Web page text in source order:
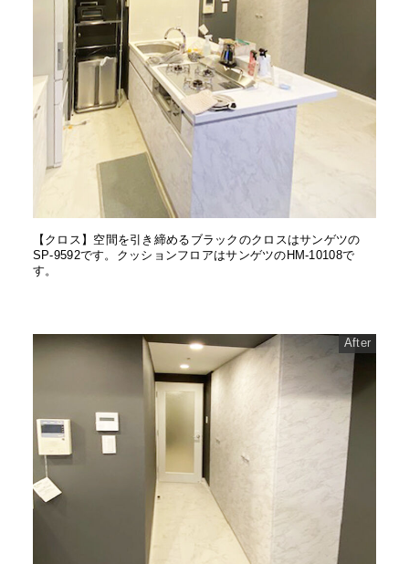
【クロス】空間を引き締めるブラックのクロスはサンゲツの
SP-9592です。クッションフロアはサンゲツのHM-10108で
す。
After